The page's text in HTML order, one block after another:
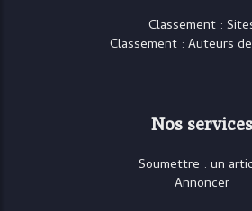
Classement :
Classement : Auteurs
Nos services
Soumettre : un
Annoncer